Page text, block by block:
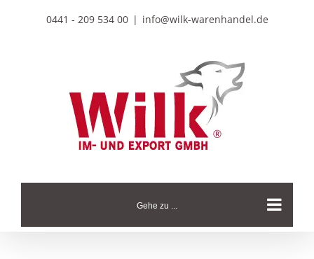
0441 - 209 534 00 | info@wilk-warenhandel.de
Gehe zu ...